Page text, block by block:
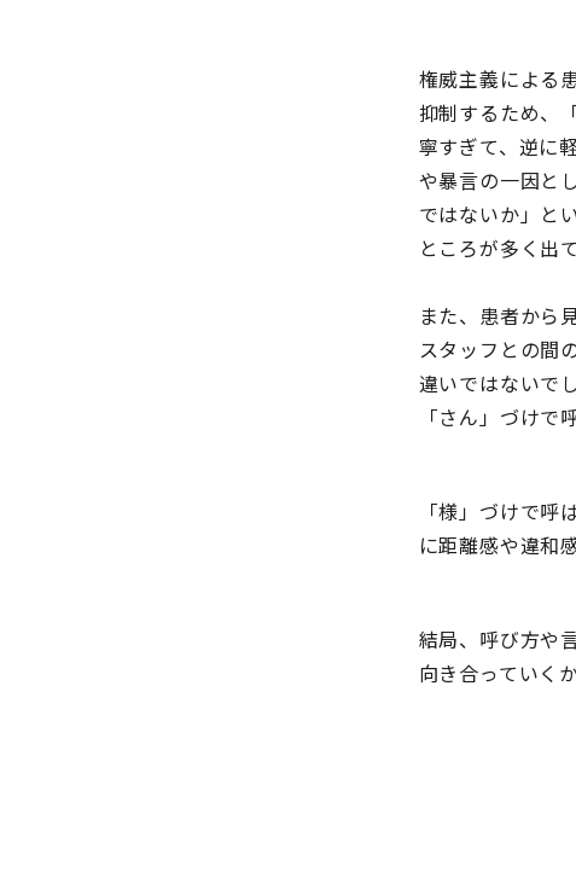
権威主義による
抑制するため、
寧すぎて、逆に
や暴言の一因と
ではないか」と
ところが多く出
また、患者か
スタッフとの間
違いではないで
「さん」づけで
「様」づけで
に距離感や違和
結局、呼び方や
向き合っていく